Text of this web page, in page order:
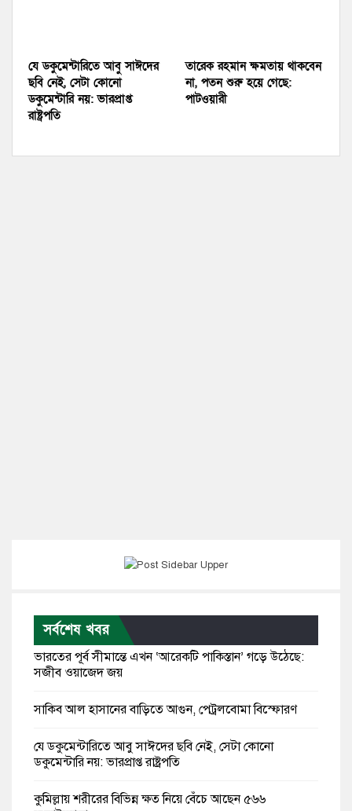
যে ডকুমেন্টারিতে আবু সাঈদের
ছবি নেই, সেটা কোনো
ডকুমেন্টারি নয়: ভারপ্রাপ্ত
রাষ্ট্রপতি
তারেক রহমান ক্ষমতায় থাকবেন
না, পতন শুরু হয়ে গেছে:
পাটওয়ারী
সর্বশেষ খবর
ভারতের পূর্ব সীমান্তে এখন ‘আরেকটি পাকিস্তান’ গড়ে উঠেছে:
সজীব ওয়াজেদ জয়
সাকিব আল হাসানের বাড়িতে আগুন, পেট্রলবোমা বিস্ফোরণ
যে ডকুমেন্টারিতে আবু সাঈদের ছবি নেই, সেটা কোনো
ডকুমেন্টারি নয়: ভারপ্রাপ্ত রাষ্ট্রপতি
কুমিল্লায় শরীরের বিভিন্ন ক্ষত নিয়ে বেঁচে আছেন ৫৬৬